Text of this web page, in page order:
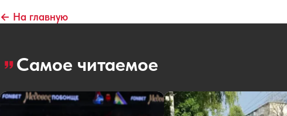
← На главную
Самое читаемое